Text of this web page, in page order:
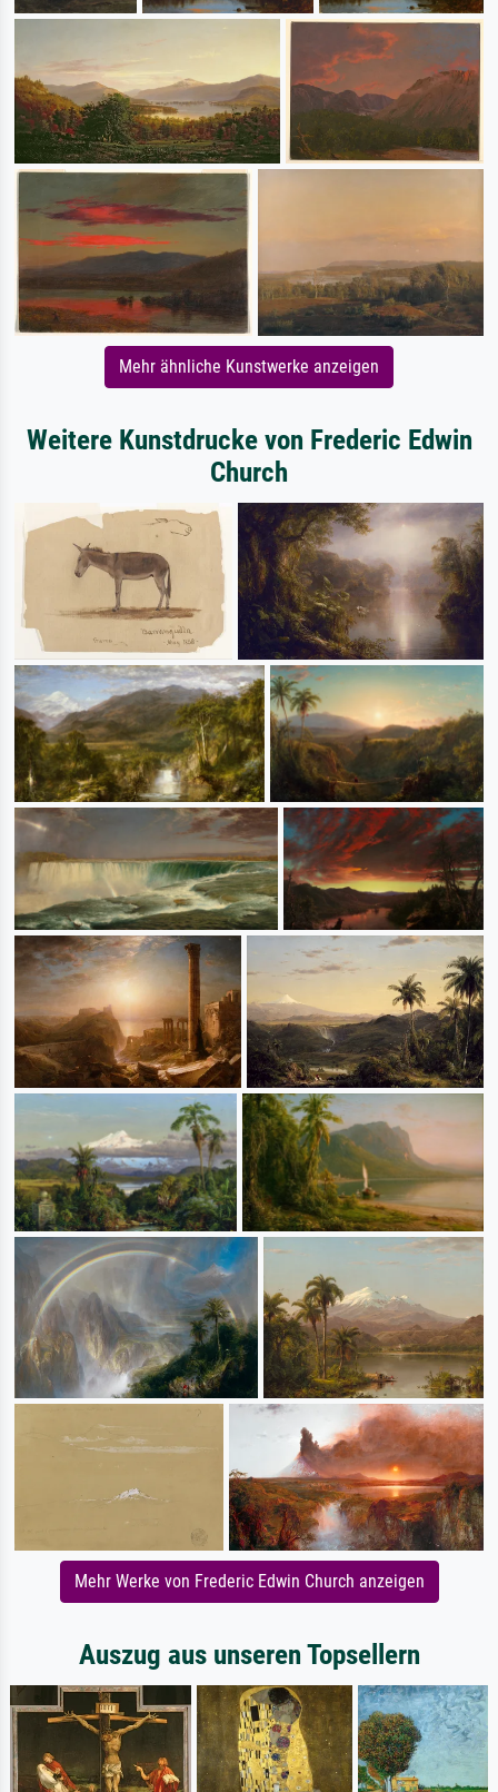
Mehr ähnliche Kunstwerke anzeigen
Weitere Kunstdrucke von Frederic Edwin
Church
Mehr Werke von Frederic Edwin Church anzeigen
Auszug aus unseren Topsellern